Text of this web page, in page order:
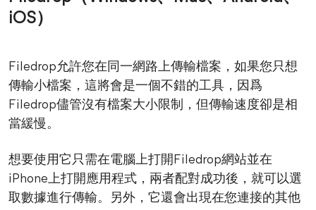
iOS）
Filedrop允許您在同一網路上傳輸檔案，如果您只想
傳輸小檔案，這將會是一個不錯的工具，因爲
Filedrop儘管沒有檔案大小限制，但傳輸速度卻是相
當緩慢。
想要使用它只需在電腦上打開Filedrop網站並在
iPhone上打開應用程式，兩者配對成功後，就可以選
取數據進行傳輸。另外，它還會出現在您連接的其他